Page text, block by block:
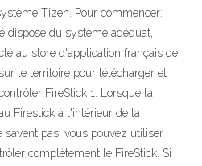
Tizen. Pour commencer:
dispose du système adéquat,
au store d'application français de
le territoire pour télécharger et
FireStick 1. Lorsque la
Firestick à l'intérieur de la
savent pas, vous pouvez utiliser
complètement le FireStick. Si